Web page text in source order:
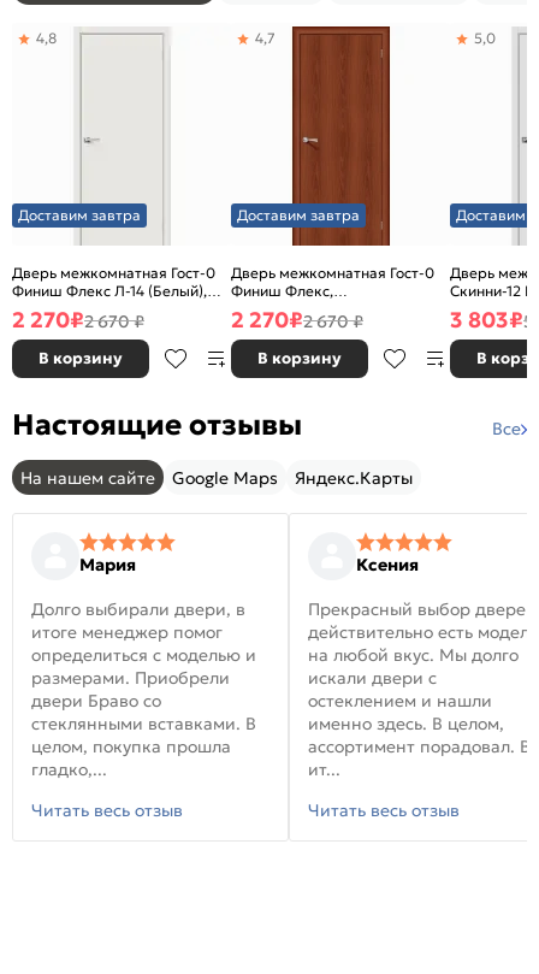
Доставим завтра
Дверь межкомнатная Гост-0
Финиш Флекс Л-14 (Белый),
глухая, каркасно-щитовая
4,8
2 270₽2 670 ₽
В корзину
Доставим завтра
Дверь межкомнатная Гост-0
Финиш Флекс,
Ламинированные Л-11
(ИталОрех), глухая, каркасно-
щитовая
4,7
2 270₽2 670 ₽
В корзину
Доставим
Дверь
Скинни-12
глухая,
5,0
3 803₽5
В
Настоящие отзывы Все
На нашем сайте Google Maps Яндекс.Карты
Мария
Долго выбирали двери, в
итоге менеджер помог
определиться с моделью и
размерами. Приобрели
двери Браво со
стеклянными вставками. В
целом, покупка прошла
гладко,...
Читать весь отзыв
Ксения
Прекрасный выбор
действительно есть модели
на любой вкус. Мы долго
искали двери с
остеклением и нашли
именно здесь. В целом,
ассортимент порадовал. В
ит...
Читать весь отзыв